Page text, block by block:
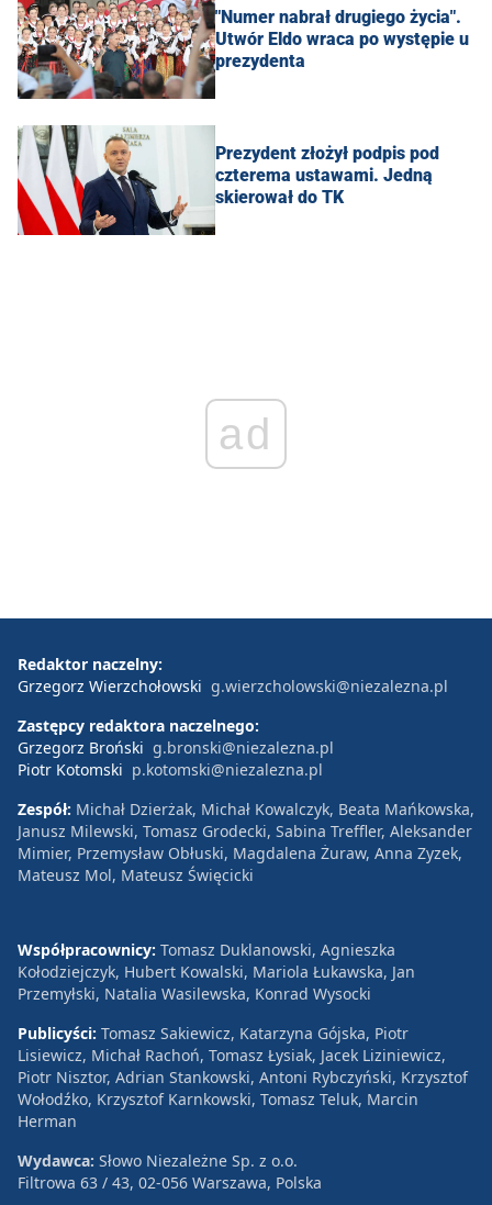
"Numer nabrał drugiego życia".
Utwór Eldo wraca po występie u
prezydenta
Prezydent złożył podpis pod
czterema ustawami. Jedną
skierował do TK
ad
Redaktor naczelny:
Grzegorz Wierzchołowski g.wierzcholowski@niezalezna.pl
Zastępcy redaktora naczelnego:
Grzegorz Broński g.bronski@niezalezna.pl
Piotr Kotomski p.kotomski@niezalezna.pl
Zespół: Michał Dzierżak, Michał Kowalczyk, Beata Mańkowska,
Janusz Milewski, Tomasz Grodecki, Sabina Treffler, Aleksander
Mimier, Przemysław Obłuski, Magdalena Żuraw, Anna Zyzek,
Mateusz Mol, Mateusz Święcicki
Współpracownicy: Tomasz Duklanowski, Agnieszka
Kołodziejczyk, Hubert Kowalski, Mariola Łukawska, Jan
Przemyłski, Natalia Wasilewska, Konrad Wysocki
Publicyści: Tomasz Sakiewicz, Katarzyna Gójska, Piotr
Lisiewicz, Michał Rachoń, Tomasz Łysiak, Jacek Liziniewicz,
Piotr Nisztor, Adrian Stankowski, Antoni Rybczyński, Krzysztof
Wołodźko, Krzysztof Karnkowski, Tomasz Teluk, Marcin
Herman
Wydawca: Słowo Niezależne Sp. z o.o.
Filtrowa 63 / 43, 02-056 Warszawa, Polska